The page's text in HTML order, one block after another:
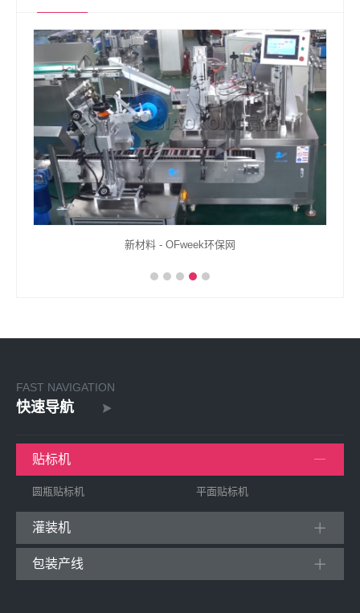
创孚智能获得装封箱机的可调理纸箱库专利进步出产功率
FAST NAVIGATION
快速导航
贴标机
圆瓶贴标机 平面贴标机
灌装机
包装产线